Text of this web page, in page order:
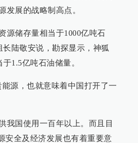
发展的战略制高点。
源储存量相当于1000亿吨石
陆敬安说，勘探显示，神狐
1.5亿吨石油储量。
源，也就意味着中国打开了一
我国使用一百年以上。而且目
安全及经济发展也有着重要意